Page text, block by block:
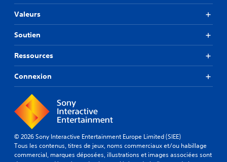
Valeurs
Soutien
Ressources
Connexion
© 2026 Sony Interactive Entertainment Europe Limited (SIEE)
Tous les contenus, titres de jeux, noms commerciaux et/ou habillage
commercial, marques déposées, illustrations et images associées sont